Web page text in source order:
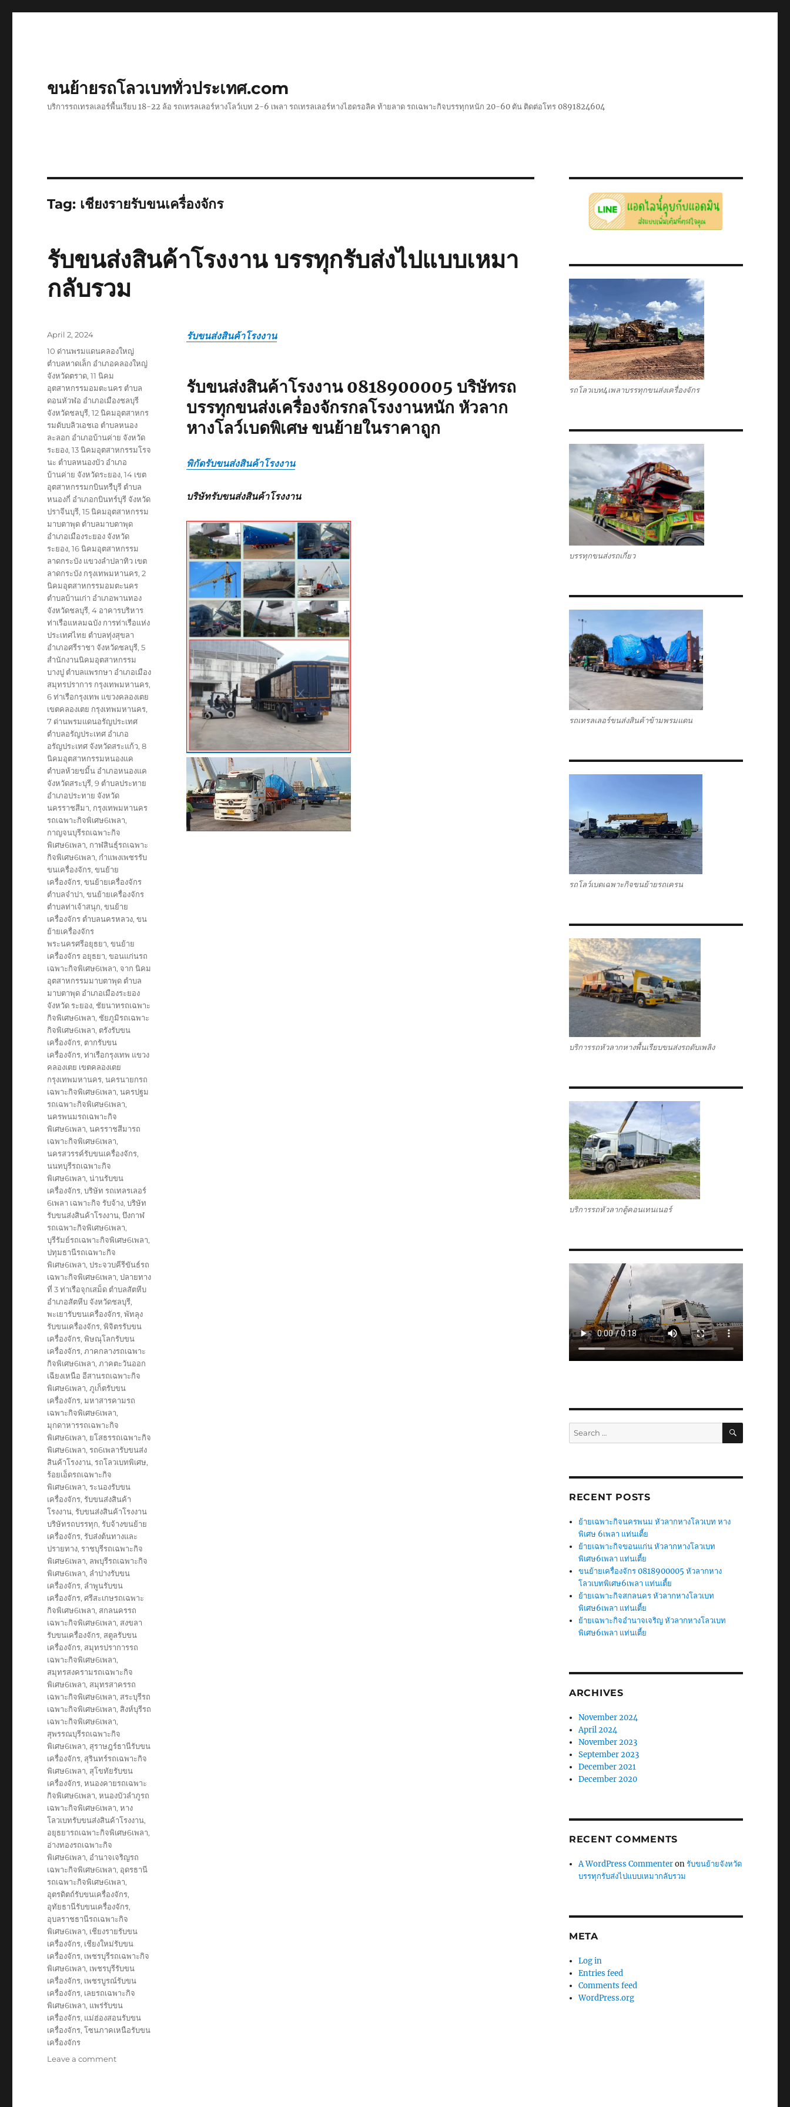
ขนย้ายรถโลวเบททั่วประเทศ.com
บริการรถเทรลเลอร์พื้นเรียบ 18-22 ล้อ รถเทรลเลอร์หางโลว์เบท 2-6 เพลา รถเทรลเลอร์หางไฮดรอลิค ท้ายลาด รถเฉพาะกิจบรรทุกหนัก 20-60 ตัน ติดต่อโทร 0891824604
Tag: เชียงรายรับขนเครื่องจักร
รับขนส่งสินค้าโรงงาน บรรทุกรับส่งไปแบบเหมา
กลับรวม
รับขนส่งสินค้าโรงงาน
รับขนส่งสินค้าโรงงาน 0818900005 บริษัทรถ
บรรทุกขนส่งเครื่องจักรกลโรงงานหนัก หัวลาก
หางโลว์เบดพิเศษ ขนย้ายในราคาถูก
พิกัดรับขนส่งสินค้าโรงงาน
บริษัทรับขนส่งสินค้าโรงงาน
Posted
April 2, 2024
Tags
10 ด่านพรมแดนคลองใหญ่
ตำบลหาดเล็ก อำเภอคลองใหญ่
จังหวัดตราด,11 นิคม
อุตสาหกรรมอมตะนคร ตำบล
ดอนหัวฬอ อำเภอเมืองชลบุรี
จังหวัดชลบุรี,12 นิคมอุตสาหกร
รมดับบลิวเอชเอ ตำบลหนอง
ละลอก อำเภอบ้านค่าย จังหวัด
ระยอง,13 นิคมอุตสาหกรรมโรจ
นะ ตำบลหนองบัว อำเภอ
บ้านค่าย จังหวัดระยอง,14 เขต
อุตสาหกรรมกบินทรืบุรี ตำบล
หนองกี่ อำเภอกบินทร์บุรี จังหวัด
ปราจีนบุรี,15 นิคมอุตสาหกรรม
มาบตาพุด ตำบลมาบตาพุด
อำเภอเมืองระยอง จังหวัด
ระยอง,16 นิคมอุตสาหกรรม
ลาดกระบัง แขวงลำปลาทิว เขต
ลาดกระบัง กรุงเทพมหานคร,2
นิคมอุตสาหกรรมอมตะนคร
ตำบลบ้านเก่า อำเภอพานทอง
จังหวัดชลบุรี,4 อาคารบริหาร
ท่าเรือแหลมฉบัง การท่าเรือแห่ง
ประเทศไทย ตำบลทุ่งสุขลา
อำเภอศรีราชา จังหวัดชลบุรี,5
สำนักงานนิคมอุตสาหกรรม
บางปู ตำบลแพรกษา อำเภอเมือง
สมุทรปราการ กรุงเทพมหานคร,
6 ท่าเรือกรุงเทพ แขวงคลองเตย
เขตคลองเตย กรุงเทพมหานคร,
7 ด่านพรมแดนอรัญประเทศ
ตำบลอรัญประเทศ อำเภอ
อรัญประเทศ จังหวัดสระแก้ว,8
นิคมอุตสาหกรรมหนองแค
ตำบลห้วยขมิ้น อำเภอหนองแค
จังหวัดสระบุรี,9 ตำบลประทาย
อำเภอประทาย จังหวัด
นครราชสีมา, กรุงเทพมหานคร
รถเฉพาะกิจพิเศษ6เพลา,
กาญจนบุรีรถเฉพาะกิจ
พิเศษ6เพลา, กาฬสินธุ์รถเฉพาะ
กิจพิเศษ6เพลา, กำแพงเพชรรับ
ขนเครื่องจักร,ขนย้าย
เครื่องจักร,ขนย้ายเครื่องจักร
ตำบลจำปา,ขนย้ายเครื่องจักร
ตำบลท่าเจ้าสนุก,ขนย้าย
เครื่องจักร ตำบลนครหลวง,ขน
ย้ายเครื่องจักร
พระนครศรีอยุธยา,ขนย้าย
เครื่องจักร อยุธยา,ขอนแก่นรถ
เฉพาะกิจพิเศษ6เพลา, จาก นิคม
อุตสาหกรรมมาบตาพุด ตำบล
มาบตาพุด อำเภอเมืองระยอง
จังหวัด ระยอง, ชัยนาทรถเฉพาะ
กิจพิเศษ6เพลา, ชัยภูมิรถเฉพาะ
กิจพิเศษ6เพลา, ตรังรับขน
เครื่องจักร, ตากรับขน
เครื่องจักร,ท่าเรือกรุงเทพ แขวง
คลองเตย เขตคลองเตย
กรุงเทพมหานคร,นครนายกรถ
เฉพาะกิจพิเศษ6เพลา,นครปฐม
รถเฉพาะกิจพิเศษ6เพลา,
นครพนมรถเฉพาะกิจ
พิเศษ6เพลา,นครราชสีมารถ
เฉพาะกิจพิเศษ6เพลา,
นครสวรรค์รับขนเครื่องจักร,
นนทบุรีรถเฉพาะกิจ
พิเศษ6เพลา,น่านรับขน
เครื่องจักร,บริษัท รถเทลรเลอร์
6เพลา เฉพาะกิจ รับจ้าง,บริษัท
รับขนส่งสินค้าโรงงาน,บึงกาฬ
รถเฉพาะกิจพิเศษ6เพลา,
บุรีรัมย์รถเฉพาะกิจพิเศษ6เพลา,
ปทุมธานีรถเฉพาะกิจ
พิเศษ6เพลา,ประจวบคีรีขันธ์รถ
เฉพาะกิจพิเศษ6เพลา,ปลายทาง
ที่ 3 ท่าเรือจุกเสม็ด ตำบลสัตหีบ
อำเภอสัตหีบ จังหวัดชลบุรี,
พะเยารับขนเครื่องจักร,พัทลุง
รับขนเครื่องจักร,พิจิตรรับขน
เครื่องจักร,พิษณุโลกรับขน
เครื่องจักร,ภาคกลางรถเฉพาะ
กิจพิเศษ6เพลา,ภาคตะวันออก
เฉียงเหนือ อีสานรถเฉพาะกิจ
พิเศษ6เพลา,ภูเก็ตรับขน
เครื่องจักร,มหาสารคามรถ
เฉพาะกิจพิเศษ6เพลา,
มุกดาหารรถเฉพาะกิจ
พิเศษ6เพลา, ยโสธรรถเฉพาะกิจ
พิเศษ6เพลา,รถ6เพลารับขนส่ง
สินค้าโรงงาน,รถโลวเบทพิเศษ,
ร้อยเอ็ดรถเฉพาะกิจ
พิเศษ6เพลา,ระนองรับขน
เครื่องจักร,รับขนส่งสินค้า
โรงงาน,รับขนส่งสินค้าโรงงาน
บริษัทรถบรรทุก,รับจ้างขนย้าย
เครื่องจักร,รับส่งต้นทางและ
ปรายทาง,ราชบุรีรถเฉพาะกิจ
พิเศษ6เพลา, ลพบุรีรถเฉพาะกิจ
พิเศษ6เพลา, ลำปางรับขน
เครื่องจักร, ลำพูนรับขน
เครื่องจักร,ศรีสะเกษรถเฉพาะ
กิจพิเศษ6เพลา, สกลนครรถ
เฉพาะกิจพิเศษ6เพลา, สงขลา
รับขนเครื่องจักร, สตูลรับขน
เครื่องจักร, สมุทรปราการรถ
เฉพาะกิจพิเศษ6เพลา,
สมุทรสงครามรถเฉพาะกิจ
พิเศษ6เพลา, สมุทรสาครรถ
เฉพาะกิจพิเศษ6เพลา, สระบุรีรถ
เฉพาะกิจพิเศษ6เพลา, สิงห์บุรีรถ
เฉพาะกิจพิเศษ6เพลา,
สุพรรณบุรีรถเฉพาะกิจ
พิเศษ6เพลา, สุราษฎร์ธานีรับขน
เครื่องจักร, สุรินทร์รถเฉพาะกิจ
พิเศษ6เพลา, สุโขทัยรับขน
เครื่องจักร,หนองคายรถเฉพาะ
กิจพิเศษ6เพลา,หนองบัวลำภูรถ
เฉพาะกิจพิเศษ6เพลา,หาง
โลวเบทรับขนส่งสินค้าโรงงาน,
อยุธยารถเฉพาะกิจพิเศษ6เพลา,
อ่างทองรถเฉพาะกิจ
พิเศษ6เพลา, อำนาจเจริญรถ
เฉพาะกิจพิเศษ6เพลา, อุดรธานี
รถเฉพาะกิจพิเศษ6เพลา,
อุตรดิตถ์รับขนเครื่องจักร,
อุทัยธานีรับขนเครื่องจักร,
อุบลราชธานีรถเฉพาะกิจ
พิเศษ6เพลา, เชียงรายรับขน
เครื่องจักร, เชียงใหม่รับขน
เครื่องจักร, เพชรบุรีรถเฉพาะกิจ
พิเศษ6เพลา, เพชรบุรีรับขน
เครื่องจักร, เพชรบูรณ์รับขน
เครื่องจักร, เลยรถเฉพาะกิจ
พิเศษ6เพลา, แพร่รับขน
เครื่องจักร, แม่ฮ่องสอนรับขน
เครื่องจักร,โซนภาคเหนือรับขน
เครื่องจักร
Leave a commenton
รถโลวเบท4เพลาบรรทุกขนส่งเครื่องจักร
บรรทุกขนส่งรถเกี่ยว
รถเทรลเลอร์ขนส่งสินค้าข้ามพรมแดน
รถโลว์เบดเฉพาะกิจขนย้ายรถเครน
บริการรถหัวลากหางพื้นเรียบขนส่งรถดับเพลิง
บริการรถหัวลากตู้คอนเทนเนอร์
Search
for:
SEARCH
RECENT POSTS
ย้ายเฉพาะกิจนครพนม หัวลากหางโลวเบท หาง
พิเศษ 6เพลา แท่นเตี้ย
ย้ายเฉพาะกิจขอนแก่น หัวลากหางโลวเบท
พิเศษ6เพลา แท่นเตี้ย
ขนย้ายเครื่องจักร 0818900005 หัวลากหาง
โลวเบทพิเศษ6เพลา แท่นเตี้ย
ย้ายเฉพาะกิจสกลนคร หัวลากหางโลวเบท
พิเศษ6เพลา แท่นเตี้ย
ย้ายเฉพาะกิจอำนาจเจริญ หัวลากหางโลวเบท
พิเศษ6เพลา แท่นเตี้ย
ARCHIVES
November 2024
April 2024
November 2023
September 2023
December 2021
December 2020
RECENT COMMENTS
A WordPress Commenteronรับขนย้ายจังหวัด
บรรทุกรับส่งไปแบบเหมากลับรวม
META
Log in
Entries feed
Comments feed
WordPress.org